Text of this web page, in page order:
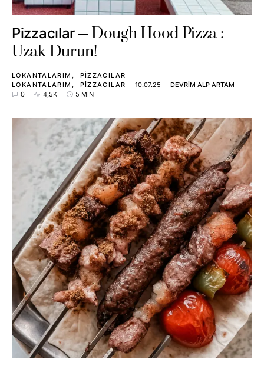
Pizzacılar
Dough Hood Pizza :
Uzak Durun!
LOKANTALARIM
PIZZACILAR
LOKANTALARIM
PIZZACILAR 10.07.25
DEVRIM ALP ARTAM
0
4,5K 5 MIN